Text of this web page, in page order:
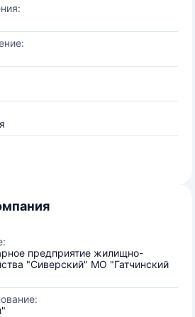
предприятие жилищно-
"Сиверский" МО "Гатчинский